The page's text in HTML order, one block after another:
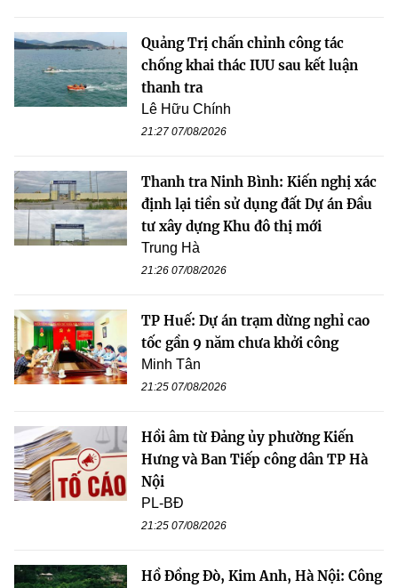
Quảng Trị chấn chỉnh công tác
chống khai thác IUU sau kết luận
thanh tra
Lê Hữu Chính
21:27 07/08/2026
Thanh tra Ninh Bình: Kiến nghị xác
định lại tiền sử dụng đất Dự án Đầu
tư xây dựng Khu đô thị mới
Trung Hà
21:26 07/08/2026
TP Huế: Dự án trạm dừng nghỉ cao
tốc gần 9 năm chưa khởi công
Minh Tân
21:25 07/08/2026
Hồi âm từ Đảng ủy phường Kiến
Hưng và Ban Tiếp công dân TP Hà
Nội
PL-BĐ
21:25 07/08/2026
Hồ Đồng Đò, Kim Anh, Hà Nội: Công